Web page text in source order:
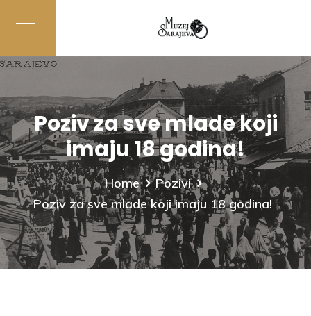
Poziv za sve mlade koji
imaju 18 godina!
Home
Pozivi
Poziv za sve mlade koji imaju 18 godina!